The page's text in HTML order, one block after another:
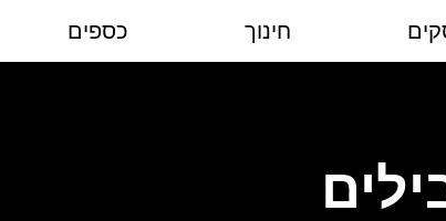
חינוך כספים